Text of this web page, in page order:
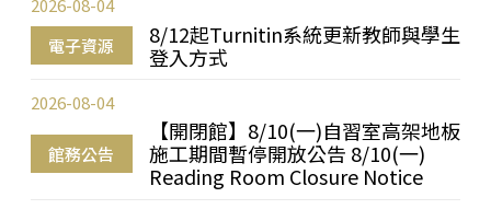
電子資源
8/12起Turnitin系統更新教師與學生
登入方式
2026-08-04
館務公告
【開閉館】8/10(一)自習室高架地板
施工期間暫停開放公告 8/10(一)
Reading Room Closure Notice
2026-08-04